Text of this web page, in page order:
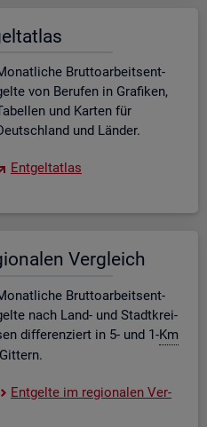
Brut­to­ar­beits­ent­
von Be­ru­fen in Gra­fi­ken,
und Kar­ten für
und Län­der.
Ent­gel­t­at­las
Ver­gleich
Brut­to­ar­beits­ent­
nach Land- und Stadt­krei­
dif­fe­ren­ziert in 5- und 1-Km
Ent­gel­te im re­gio­na­len Ver­